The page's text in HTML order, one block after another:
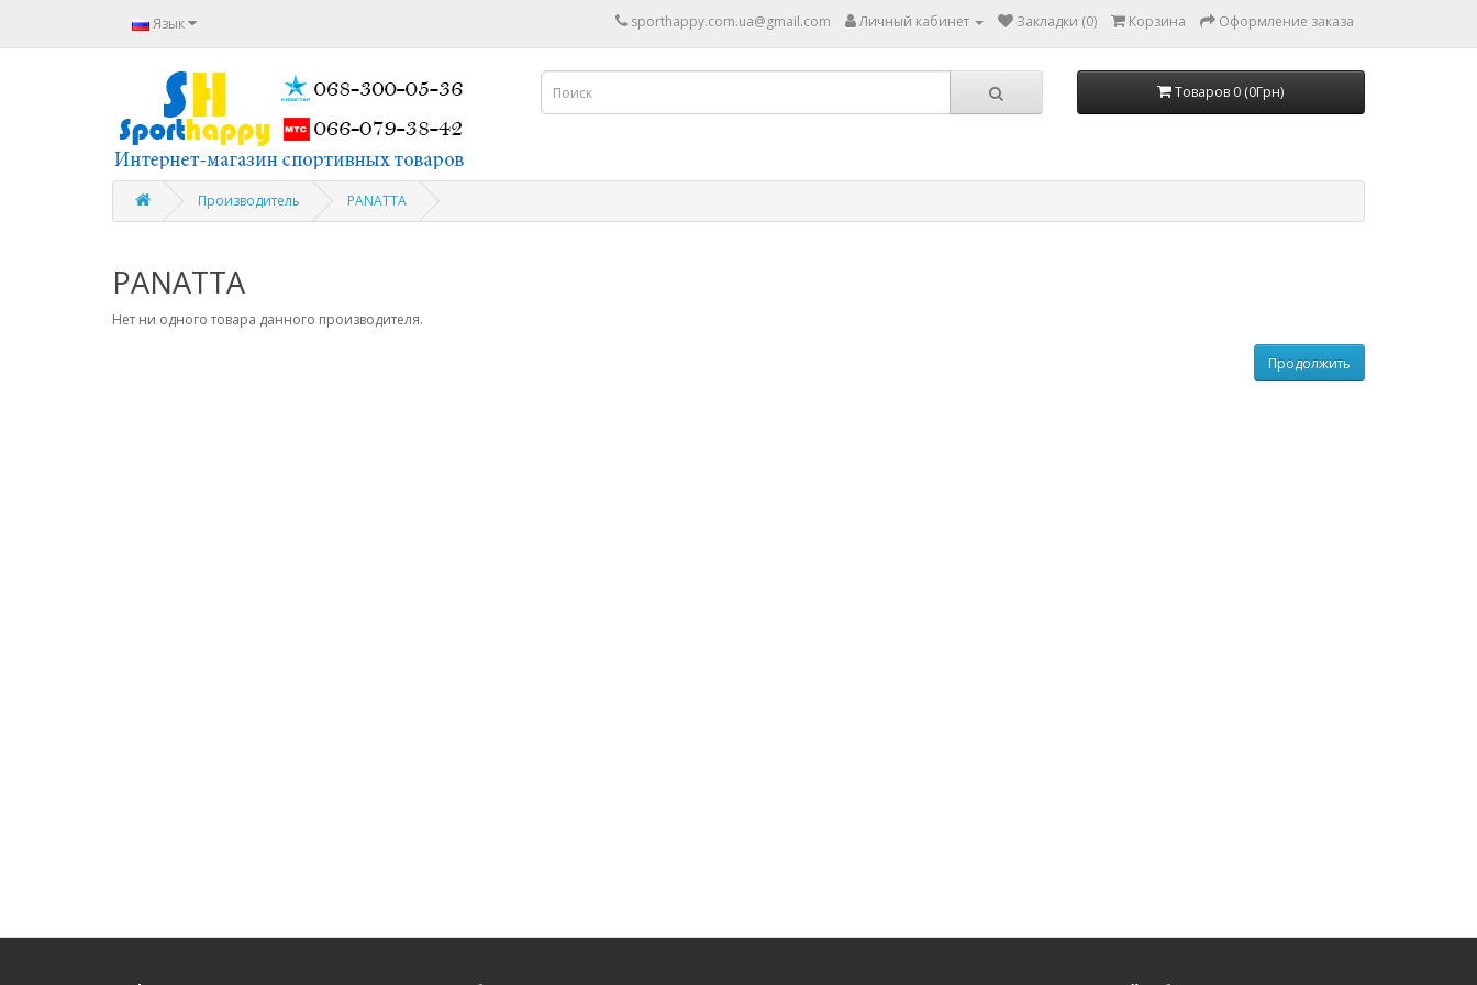
Язык sporthappy.com.ua@gmail.com Личный кабинет Закладки (0) Корзина Оформление заказа
Товаров 0 (0Грн)
Производитель PANATTA
PANATTA
Нет ни одного товара данного производителя.
Продолжить